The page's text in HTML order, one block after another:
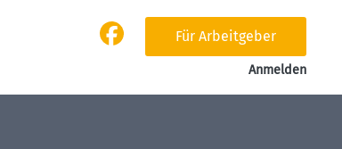
Für Arbeitgeber
Anmelden